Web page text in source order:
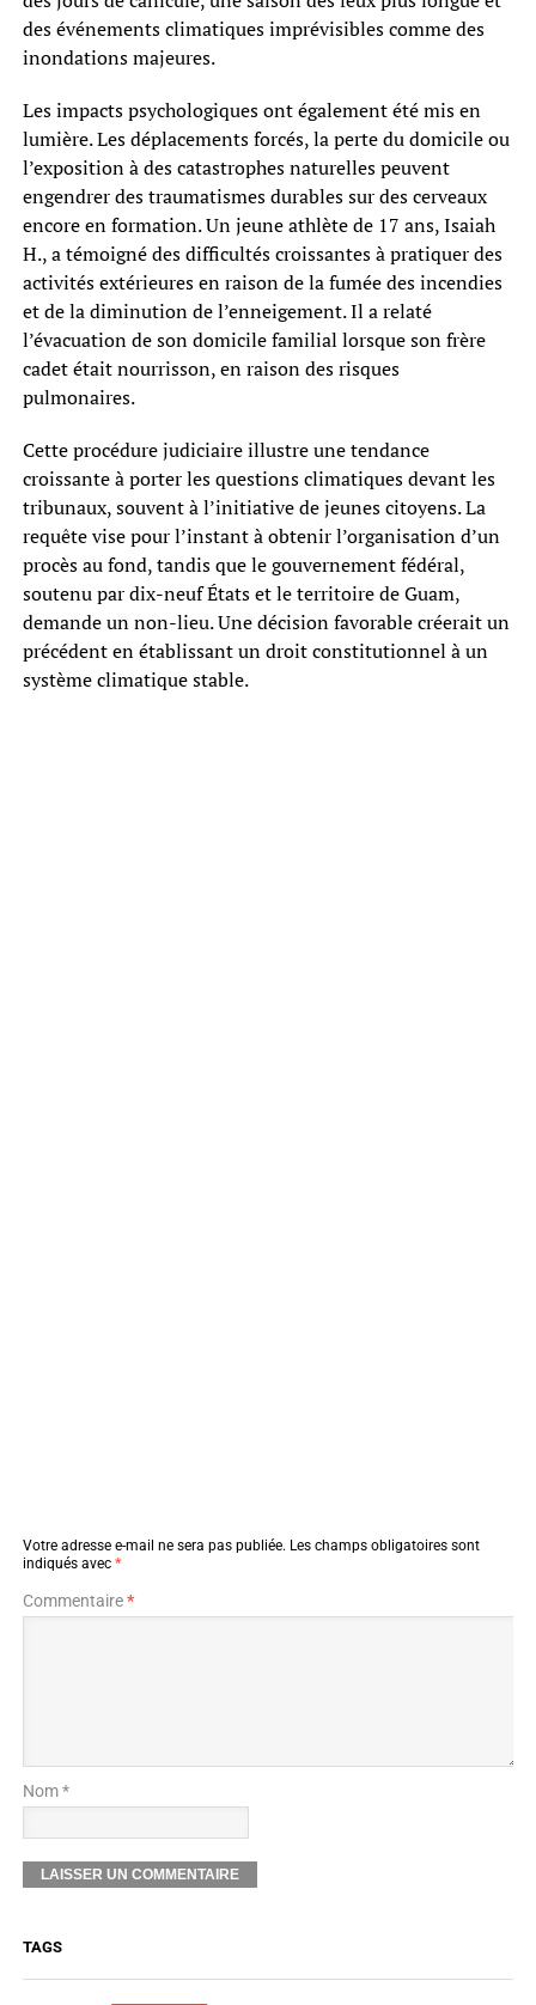
des événements climatiques imprévisibles comme des
inondations majeures.
Les impacts psychologiques ont également été mis en
lumière. Les déplacements forcés, la perte du domicile ou
l’exposition à des catastrophes naturelles peuvent
engendrer des traumatismes durables sur des cerveaux
encore en formation. Un jeune athlète de 17 ans, Isaiah
H., a témoigné des difficultés croissantes à pratiquer des
activités extérieures en raison de la fumée des incendies
et de la diminution de l’enneigement. Il a relaté
l’évacuation de son domicile familial lorsque son frère
cadet était nourrisson, en raison des risques
pulmonaires.
Cette procédure judiciaire illustre une tendance
croissante à porter les questions climatiques devant les
tribunaux, souvent à l’initiative de jeunes citoyens. La
requête vise pour l’instant à obtenir l’organisation d’un
procès au fond, tandis que le gouvernement fédéral,
soutenu par dix-neuf États et le territoire de Guam,
demande un non-lieu. Une décision favorable créerait un
précédent en établissant un droit constitutionnel à un
système climatique stable.
Votre adresse e-mail ne sera pas publiée. Les champs obligatoires sont
indiqués avec *
Commentaire*
Nom *
TAGS